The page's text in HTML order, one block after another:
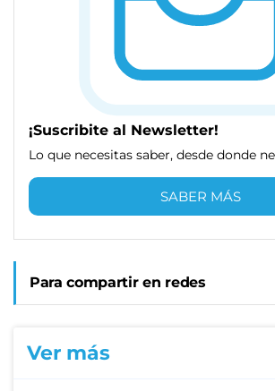
¡Suscribite al Newsletter!
Lo que necesitas saber, desde donde
SABER MÁS
Para compartir en redes
Ver más